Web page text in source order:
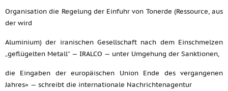
Organisation die Regelung der Einfuhr von Tonerde (Ressource, aus
der wird
Aluminium) der iranischen Gesellschaft nach dem Einschmelzen
„geflügelten Metall“ — IRALCO — unter Umgehung der Sanktionen,
die Eingaben der europäischen Union Ende des vergangenen
Jahres» — schreibt die internationale Nachrichtenagentur